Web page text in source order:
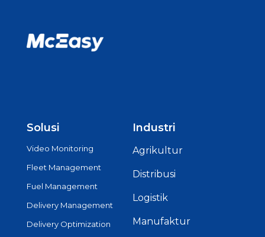
Solusi
Video Monitoring
Fleet Management
Fuel Management
Delivery Management
Delivery Optimization
Industri
Agrikultur
Distribusi
Logistik
Manufaktur